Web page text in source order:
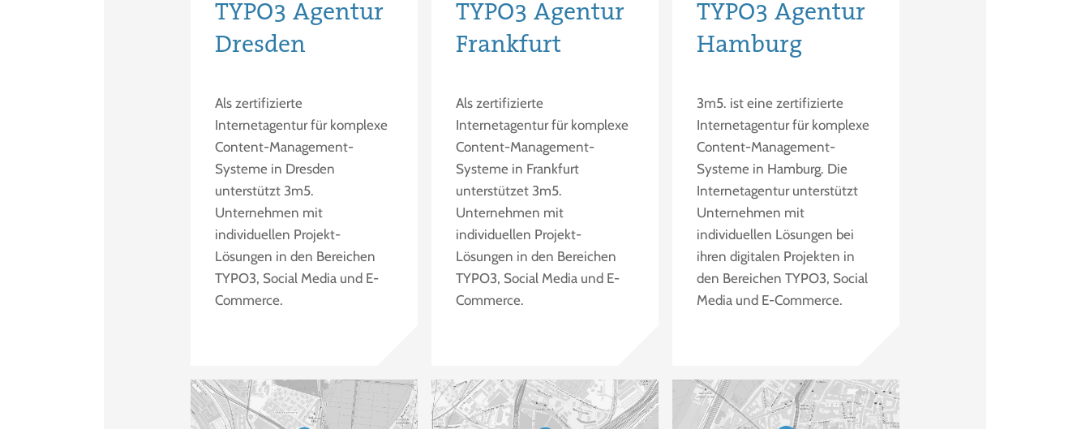
TYPO3 Agentur
Dresden
Als zertifizierte
Internetagentur für komplexe
Content-Management-
Systeme in Dresden
unterstützt 3m5.
Unternehmen mit
individuellen Projekt-
Lösungen in den Bereichen
TYPO3, Social Media und E-
Commerce.
TYPO3 Agentur
Frankfurt
Als zertifizierte
Internetagentur für komplexe
Content-Management-
Systeme in Frankfurt
unterstützet 3m5.
Unternehmen mit
individuellen Projekt-
Lösungen in den Bereichen
TYPO3, Social Media und E-
Commerce.
TYPO3 Agentur
Hamburg
3m5. ist eine zertifizierte
Internetagentur für komplexe
Content-Management-
Systeme in Hamburg. Die
Internetagentur unterstützt
Unternehmen mit
individuellen Lösungen bei
ihren digitalen Projekten in
den Bereichen TYPO3, Social
Media und E-Commerce.